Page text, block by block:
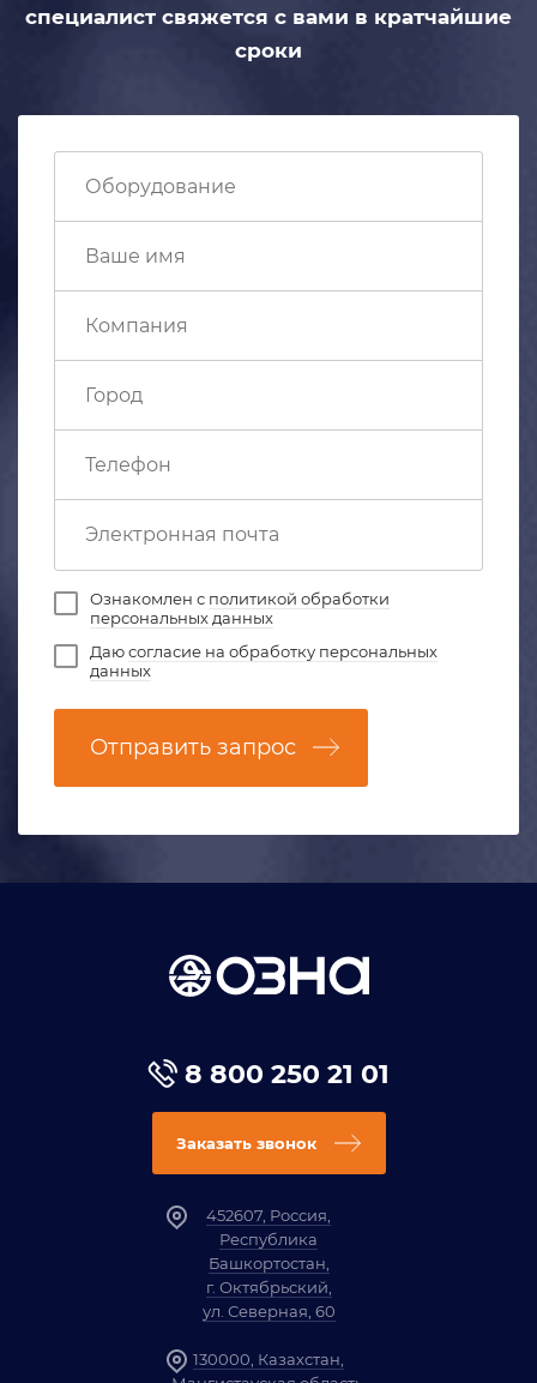
специалист свяжется с вами в кратчайшие
сроки
Ознакомлен с политикой обработки
персональных данных
Даюсогласие на обработку персональных
данных
Отправить запрос
8 800 250 21 01
Заказать звонок
452607, Россия,
Республика
Башкортостан,
г. Октябрьский,
ул. Северная, 60
130000, Казахстан,